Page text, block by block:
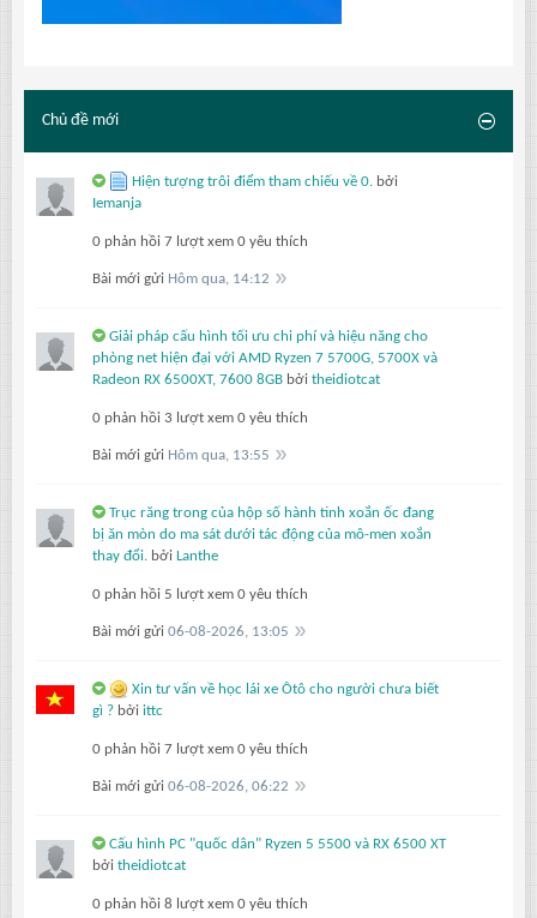
Chủ đề mới
Hiện tượng trôi điểm tham chiếu về 0. bởi
Iemanja
0 phản hồi 7 lượt xem 0 yêu thích
Bài mới gửi Hôm qua, 14:12
Giải pháp cấu hình tối ưu chi phí và hiệu năng cho
phòng net hiện đại với AMD Ryzen 7 5700G, 5700X và
Radeon RX 6500XT, 7600 8GB bởi theidiotcat
0 phản hồi 3 lượt xem 0 yêu thích
Bài mới gửi Hôm qua, 13:55
Trục răng trong của hộp số hành tinh xoắn ốc đang
bị ăn mòn do ma sát dưới tác động của mô-men xoắn
thay đổi. bởi Lanthe
0 phản hồi 5 lượt xem 0 yêu thích
Bài mới gửi 06-08-2026, 13:05
Xin tư vấn về học lái xe Ôtô cho người chưa biết
gì ? bởi ittc
0 phản hồi 7 lượt xem 0 yêu thích
Bài mới gửi 06-08-2026, 06:22
Cấu hình PC "quốc dân" Ryzen 5 5500 và RX 6500 XT
bởi theidiotcat
0 phản hồi 8 lượt xem 0 yêu thích